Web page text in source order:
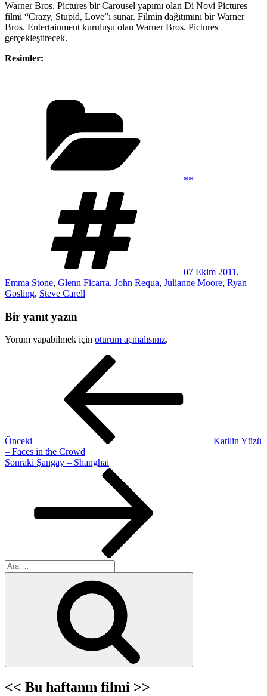
Warner Bros. Pictures bir Carousel yapımı olan Di Novi Pictures
filmi “Crazy, Stupid, Love”ı sunar. Filmin dağıtımını bir Warner
Bros. Entertainment kuruluşu olan Warner Bros. Pictures
gerçekleştirecek.
Resimler:
**
07 Ekim 2011 ,
Emma Stone, Glenn Ficarra, John Requa, Julianne Moore, Ryan
Gosling, Steve Carell
Bir yanıt yazın
Yorum yapabilmek için oturum açmalısınız.
Önceki
Katilin Yüzü
– Faces in the Crowd
Sonraki
Sonraki Şangay – Shanghai
Ara:
<< Bu haftanın filmi >>